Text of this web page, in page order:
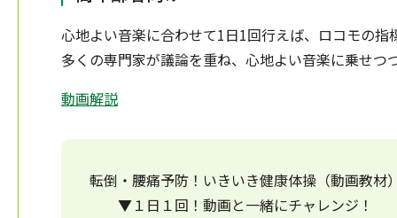
心地よい音楽に合わせて1日1回行えば、ロコモの指
多くの専門家が議論を重ね、心地よい音楽に乗せ
動画解説
転倒・腰痛予防！いきいき健康体操（動画教材
▼１日１回！動画と一緒にチャレンジ！